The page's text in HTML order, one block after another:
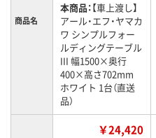
商品名
本商品：【車上渡し】
アール・エフ・ヤマカ
ワ シンプルフォー
ルディングテーブル
III 幅1500×奥行
400×高さ702mm
ホワイト 1台（直送
品）
￥24,420